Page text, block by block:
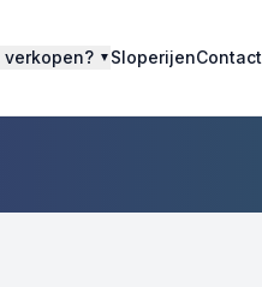
verkopen? ▼ SloperijenContact